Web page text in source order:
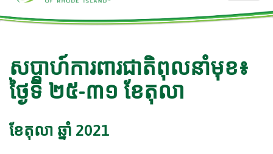
សប្តាហ៍ការពារជាតិពុលនាំមុខ៖
ថ្ងៃទី ២៥-៣១ ខែតុលា
ខែតុលា ឆ្នាំ 2021